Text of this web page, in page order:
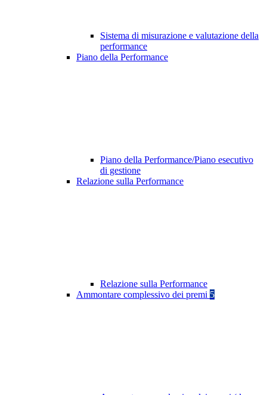
Sistema di misurazione e valutazione della
performance
Piano della Performance
Piano della Performance/Piano esecutivo
di gestione
Relazione sulla Performance
Relazione sulla Performance
Ammontare complessivo dei premi 5